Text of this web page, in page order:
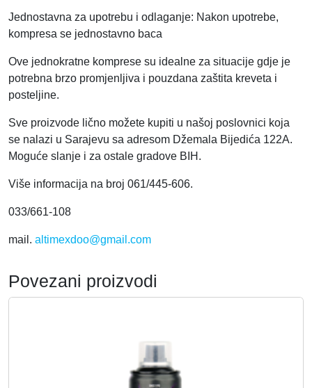
Jednostavna za upotrebu i odlaganje: Nakon upotrebe,
kompresa se jednostavno baca
Ove jednokratne komprese su idealne za situacije gdje je
potrebna brzo promjenljiva i pouzdana zaštita kreveta i
posteljine.
Sve proizvode lično možete kupiti u našoj poslovnici koja
se nalazi u Sarajevu sa adresom Džemala Bijedića 122A.
Moguće slanje i za ostale gradove BIH.
Više informacija na broj 061/445-606.
033/661-108
mail. altimexdoo@gmail.com
Povezani proizvodi